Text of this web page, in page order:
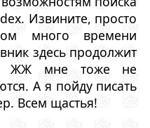
Извините, просто
много времени
здесь продолжит
ЖЖ мне тоже не
А я пойду писать
Всем щастья!